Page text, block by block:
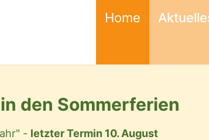
Home
den Sommerferien
- letzter Termin 10. August